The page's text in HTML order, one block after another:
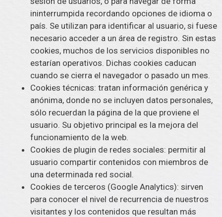
ininterrumpida recordando opciones de idioma o
país. Se utilizan para identificar al usuario, si fuese
necesario acceder a un área de registro. Sin estas
cookies, muchos de los servicios disponibles no
estarían operativos. Dichas cookies caducan
cuando se cierra el navegador o pasado un mes.
Cookies técnicas: tratan información genérica y
anónima, donde no se incluyen datos personales,
sólo recuerdan la página de la que proviene el
usuario. Su objetivo principal es la mejora del
funcionamiento de la web.
Cookies de plugin de redes sociales: permitir al
usuario compartir contenidos con miembros de
una determinada red social.
Cookies de terceros (Google Analytics): sirven
para conocer el nivel de recurrencia de nuestros
visitantes y los contenidos que resultan más